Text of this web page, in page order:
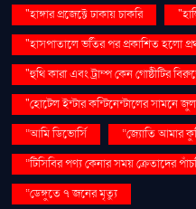
"হাঙ্গার প্রজেক্টে ঢাকায় চাকরি
"হাসপাতালে ভর্তির পর প্রকাশিত হলো
"হুথি কারা এবং ট্রাম্প কেন গোষ্ঠীটির
"হোটেল ইন্টার কন্টিনেন্টালের সামনে
“আমি ডিভোর্সি
“জ্যোতি আমার
“টিসিবির পণ্য কেনার সময় ক্রেতাদের
“ডেঙ্গুতে ৭ জনের মৃত্যু